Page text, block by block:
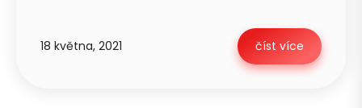
18 května, 2021 číst více